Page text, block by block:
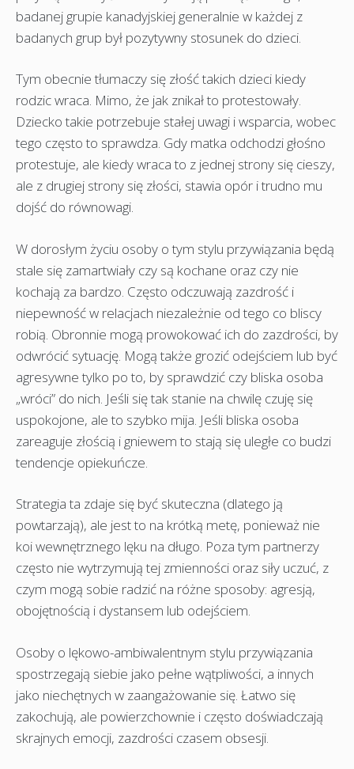
badanej grupie kanadyjskiej generalnie w każdej z
badanych grup był pozytywny stosunek do dzieci.
Tym obecnie tłumaczy się złość takich dzieci kiedy
rodzic wraca. Mimo, że jak znikał to protestowały.
Dziecko takie potrzebuje stałej uwagi i wsparcia, wobec
tego często to sprawdza. Gdy matka odchodzi głośno
protestuje, ale kiedy wraca to z jednej strony się cieszy,
ale z drugiej strony się złości, stawia opór i trudno mu
dojść do równowagi.
W dorosłym życiu osoby o tym stylu przywiązania będą
stale się zamartwiały czy są kochane oraz czy nie
kochają za bardzo. Często odczuwają zazdrość i
niepewność w relacjach niezależnie od tego co bliscy
robią. Obronnie mogą prowokować ich do zazdrości, by
odwrócić sytuację. Mogą także grozić odejściem lub być
agresywne tylko po to, by sprawdzić czy bliska osoba
„wróci” do nich. Jeśli się tak stanie na chwilę czuję się
uspokojone, ale to szybko mija. Jeśli bliska osoba
zareaguje złością i gniewem to stają się uległe co budzi
tendencje opiekuńcze.
Strategia ta zdaje się być skuteczna (dlatego ją
powtarzają), ale jest to na krótką metę, ponieważ nie
koi wewnętrznego lęku na długo. Poza tym partnerzy
często nie wytrzymują tej zmienności oraz siły uczuć, z
czym mogą sobie radzić na różne sposoby: agresją,
obojętnością i dystansem lub odejściem.
Osoby o lękowo-ambiwalentnym stylu przywiązania
spostrzegają siebie jako pełne wątpliwości, a innych
jako niechętnych w zaangażowanie się. Łatwo się
zakochują, ale powierzchownie i często doświadczają
skrajnych emocji, zazdrości czasem obsesji.